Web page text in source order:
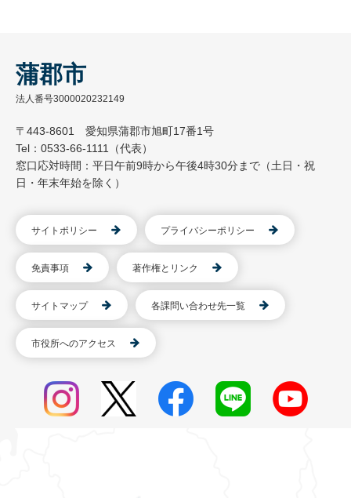
蒲郡市
法人番号3000020232149
〒443-8601 愛知県蒲郡市旭町17番1号
Tel：0533-66-1111（代表）
窓口応対時間：平日午前9時から午後4時30分まで（土日・祝
日・年末年始を除く）
サイトポリシー プライバシーポリシー
免責事項 著作権とリンク
サイトマップ 各課問い合わせ先一覧
市役所へのアクセス